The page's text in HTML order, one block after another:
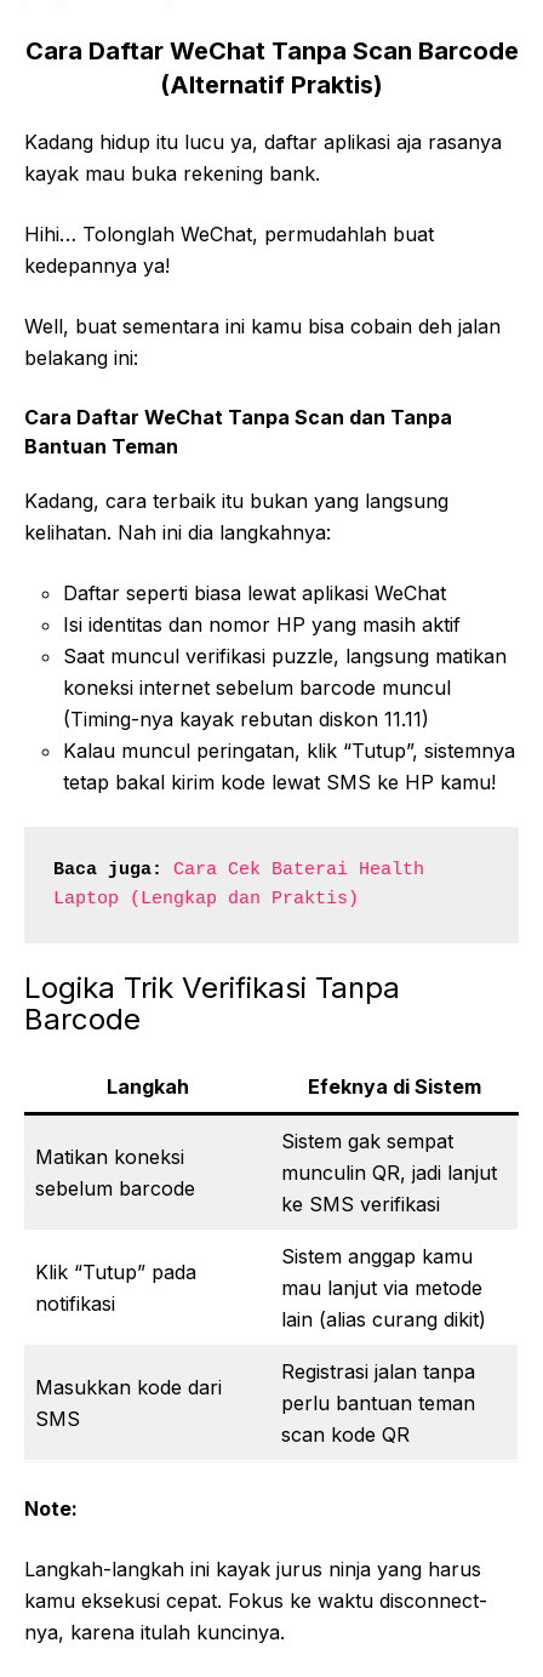
Cara Daftar WeChat Tanpa Scan Barcode
(Alternatif Praktis)
Kadang hidup itu lucu ya, daftar aplikasi aja rasanya
kayak mau buka rekening bank.
Hihi… Tolonglah WeChat, permudahlah buat
kedepannya ya!
Well, buat sementara ini kamu bisa cobain deh jalan
belakang ini:
Cara Daftar WeChat Tanpa Scan dan Tanpa
Bantuan Teman
Kadang, cara terbaik itu bukan yang langsung
kelihatan. Nah ini dia langkahnya:
Daftar seperti biasa lewat aplikasi WeChat
Isi identitas dan nomor HP yang masih aktif
Saat muncul verifikasi puzzle, langsung matikan
koneksi internet sebelum barcode muncul
(Timing-nya kayak rebutan diskon 11.11)
Kalau muncul peringatan, klik “Tutup”, sistemnya
tetap bakal kirim kode lewat SMS ke HP kamu!
Baca juga:
Cara Cek Baterai Health
Laptop (Lengkap dan Praktis)
Logika Trik Verifikasi Tanpa
Barcode
Langkah Efeknya di Sistem
Matikan koneksi
sebelum barcode
Sistem gak sempat
munculin QR, jadi lanjut
ke SMS verifikasi
Klik “Tutup” pada
notifikasi
Sistem anggap kamu
mau lanjut via metode
lain (alias curang dikit)
Masukkan kode dari
SMS
Registrasi jalan tanpa
perlu bantuan teman
scan kode QR
Note:
Langkah-langkah ini kayak jurus ninja yang harus
kamu eksekusi cepat. Fokus ke waktu disconnect-
nya, karena itulah kuncinya.